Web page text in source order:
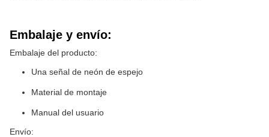
Embalaje y envío:
Embalaje del producto:
Una señal de neón de espejo
Material de montaje
Manual del usuario
Envío: